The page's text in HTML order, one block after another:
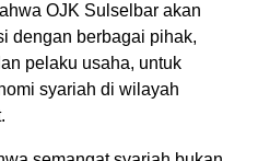
OJK Sulselbar akan
dengan berbagai pihak,
pelaku usaha, untuk
syariah di wilayah